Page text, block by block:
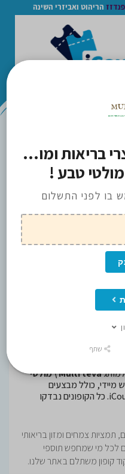
הריהוט ואביזרי השינה
נבדקים
למותג
Multi teva \ מולטי
מיידי, כולל מבצעים
בלעדיים הזמינים רק באתר iCoupons. כל הקופונים נבדקו
תמציות צמחים ומזון בריאותי
לכל מי שמחפש תוספי
קופון משתלם באתר שלנו.
טבע !
בו לפני התשלום
שתף